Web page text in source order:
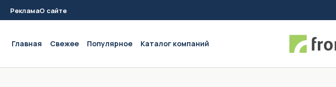
РекламаО сайте
Главная Свежее Популярное Каталог компаний